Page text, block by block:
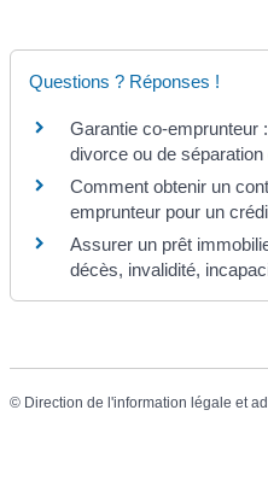
Questions ? Réponses !
Garantie co-emprunteur
divorce ou de
Comment obtenir un
emprunteur pour un
Assurer un prêt
décès, invalidité,
© Direction de l'information légale et